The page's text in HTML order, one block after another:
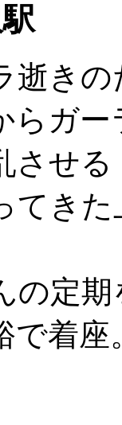
逝き
らガ
させる
てき
の定
で着座